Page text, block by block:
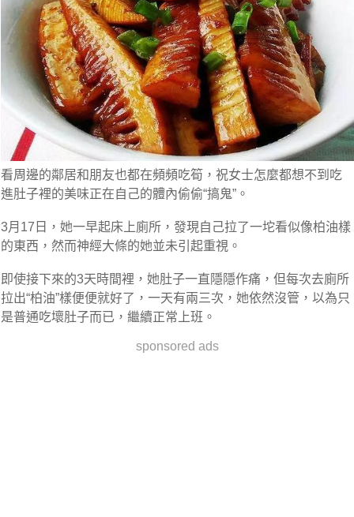
看周邊的鄰居和朋友也都在頻頻吃筍，祝女士怎麼都想不到吃
進肚子裡的美味正在自己的體內偷偷“搞鬼”。
3月17日，她一早起床上廁所，發現自己拉了一坨看似像柏油樣
的東西，然而神經大條的她並未引起重視。
即使接下來的3天時間裡，她肚子一直隱隱作痛，但每次去廁所
拉出“柏油”樣便便就好了，一天有兩三次，她依然沒管，以為只
是普通吃壞肚子而已，繼續正常上班。
sponsored ads